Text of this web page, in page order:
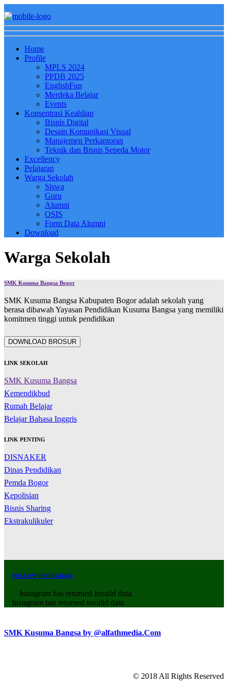
Home
Profile
MPLS 2024
PPDB 2025
EnglishFun
Merdeka Belajar
Events
Konsentrasi Keahlian
Bisnis Digital
Desain Komunikasi Visual
Manajemen Perkantoran
Teknik dan Bisnis Sepeda Motor
Excellency
Pelajaran
Warga Sekolah
Siswa
Guru
Alumni
OSIS
Form Data Alumni
Download
Warga Sekolah
SMK Kusuma Bangsa Bogor
SMK Kusuma Bangsa Kabupaten Bogor adalah sekolah yang
berasa dibawah Yayasan Pendidikan Kusuma Bangsa yang memiliki
komitmen tinggi untuk pendidikan
DOWNLOAD BROSUR
LINK SEKOLAH
SMK Kusuma Bangsa
Kemendikbud
Rumah Belajar
Belajar Bahasa Inggris
LINK PENTING
DISNAKER
Dinas Pendidikan
Pemda Bogor
Kepolisian
Bisnis Sharing
Ekstrakulikuler
FOLLOW INSTAGRAM
Instagram has returned invalid data.
Instagram has returned invalid data.
SMK Kusuma Bangsa by @alfathmedia.Com
© 2018 All Rights Reserved